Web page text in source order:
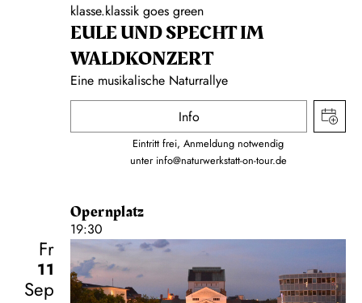
klasse.klassik goes green
EULE UND SPECHT IM
WALDKONZERT
Eine musikalische Naturrallye
Info
Eintritt frei, Anmeldung notwendig
unter info@naturwerkstatt-on-tour.de
Opernplatz
19:30
Fr
11
Sep